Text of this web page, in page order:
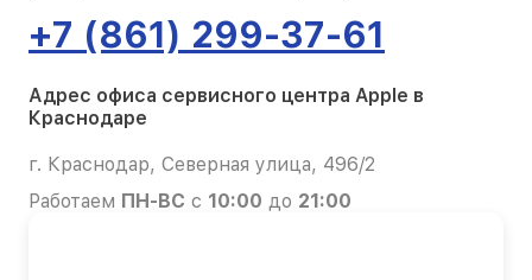
+7 (861) 299-37-61
Адрес офиса сервисного центра Apple в
Краснодаре
г. Краснодар, Северная улица, 496/2
Работаем ПН-ВС с 10:00 до 21:00